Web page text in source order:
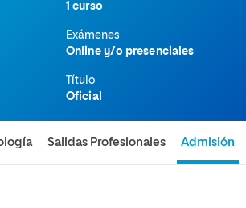
1 curso
Exámenes
Online y/o presenciales
Título
Oficial
Salidas Profesionales Admisión